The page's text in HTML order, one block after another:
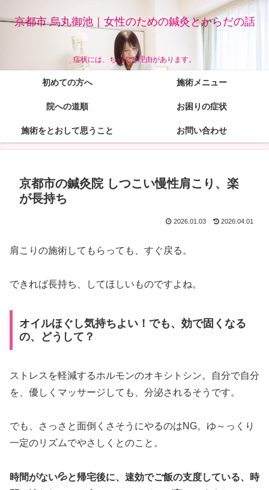
京都市 烏丸御池｜女性のための鍼灸とからだの話
症状には、ちゃんと理由があります。
初めての方へ 施術メニュー
院への道順 お困りの症状
施術をとおして思うこと お問い合わせ
京都市の鍼灸院 しつこい慢性肩こり、楽
が長持ち
2026.01.03 2026.04.01
肩こりの施術してもらっても、すぐ戻る。
できれば長持ち、してほしいものですよね。
オイルほぐし気持ちよい！でも、効で固くなる
の、どうして？
ストレスを軽減するホルモンのオキシトシン。自分で自分
を、優しくマッサージしても、分泌されるそうです。
でも、さっさと面倒くさそうにやるのはNG。ゆ～っくり
一定のリズムでやさしくとのこと。
時間がない💦と帰宅後に、速効でご飯の支度している、時